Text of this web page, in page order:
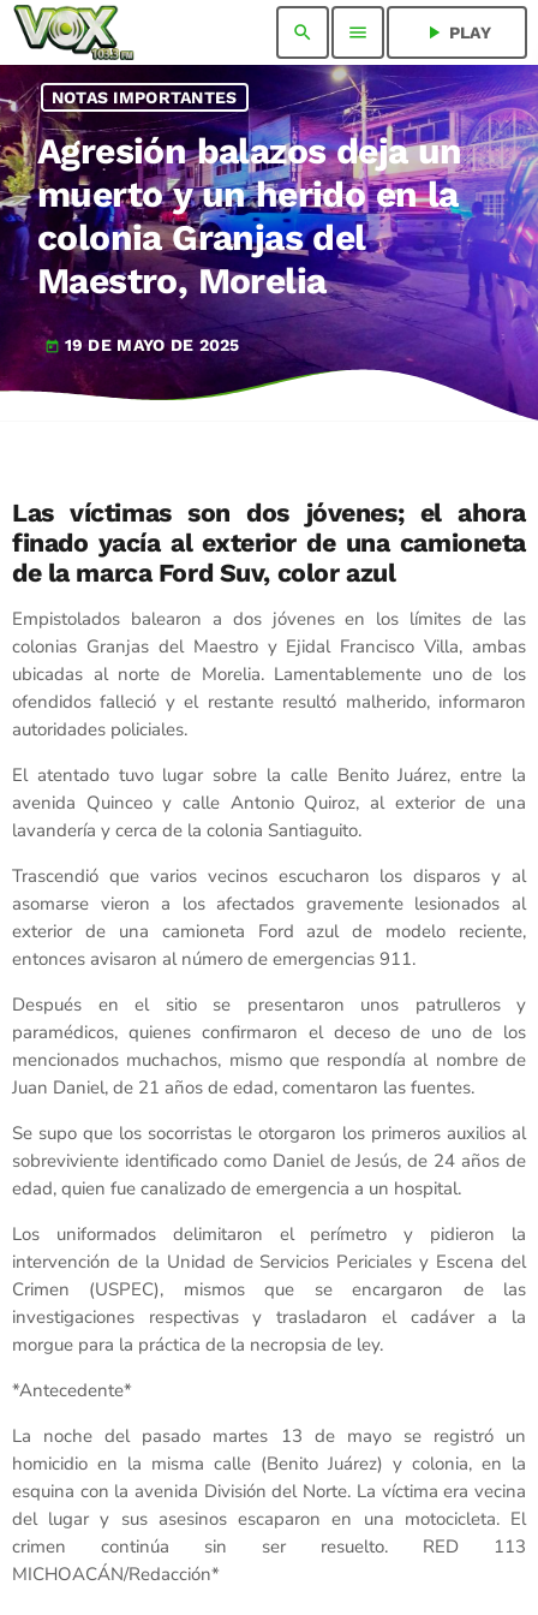
search menu play_arrow PLAY
NOTAS IMPORTANTES
Agresión balazos deja un
muerto y un herido en la
colonia Granjas del
Maestro, Morelia
today 19 DE MAYO DE 2025
Las víctimas son dos jóvenes; el ahora
finado yacía al exterior de una camioneta
de la marca Ford Suv, color azul
Empistolados balearon a dos jóvenes en los límites de las
colonias Granjas del Maestro y Ejidal Francisco Villa, ambas
ubicadas al norte de Morelia. Lamentablemente uno de los
ofendidos falleció y el restante resultó malherido, informaron
autoridades policiales.
El atentado tuvo lugar sobre la calle Benito Juárez, entre la
avenida Quinceo y calle Antonio Quiroz, al exterior de una
lavandería y cerca de la colonia Santiaguito.
Trascendió que varios vecinos escucharon los disparos y al
asomarse vieron a los afectados gravemente lesionados al
exterior de una camioneta Ford azul de modelo reciente,
entonces avisaron al número de emergencias 911.
Después en el sitio se presentaron unos patrulleros y
paramédicos, quienes confirmaron el deceso de uno de los
mencionados muchachos, mismo que respondía al nombre de
Juan Daniel, de 21 años de edad, comentaron las fuentes.
Se supo que los socorristas le otorgaron los primeros auxilios al
sobreviviente identificado como Daniel de Jesús, de 24 años de
edad, quien fue canalizado de emergencia a un hospital.
Los uniformados delimitaron el perímetro y pidieron la
intervención de la Unidad de Servicios Periciales y Escena del
Crimen (USPEC), mismos que se encargaron de las
investigaciones respectivas y trasladaron el cadáver a la
morgue para la práctica de la necropsia de ley.
*Antecedente*
La noche del pasado martes 13 de mayo se registró un
homicidio en la misma calle (Benito Juárez) y colonia, en la
esquina con la avenida División del Norte. La víctima era vecina
del lugar y sus asesinos escaparon en una motocicleta. El
crimen continúa sin ser resuelto. RED 113
MICHOACÁN/Redacción*